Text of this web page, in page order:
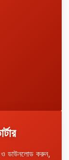
ও ডাউনলোড করুন,